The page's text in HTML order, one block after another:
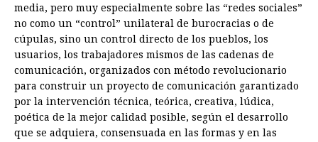
media, pero muy especialmente sobre las “redes sociales”
no como un “control” unilateral de burocracias o de
cúpulas, sino un control directo de los pueblos, los
usuarios, los trabajadores mismos de las cadenas de
comunicación, organizados con método revolucionario
para construir un proyecto de comunicación garantizado
por la intervención técnica, teórica, creativa, lúdica,
poética de la mejor calidad posible, según el desarrollo
que se adquiera, consensuada en las formas y en las